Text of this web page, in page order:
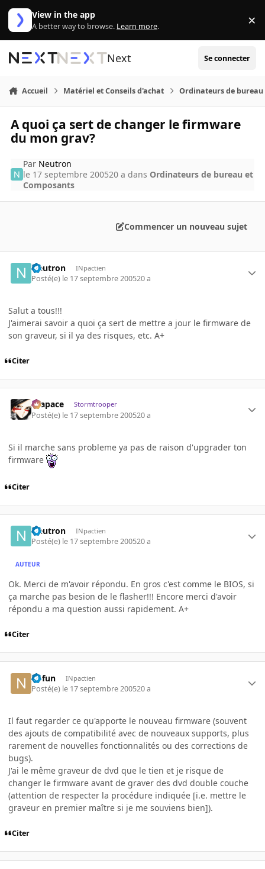
Aller au contenu
View in the app
A better way to browse. Learn more. ×
Next Se connecter
Accueil Matériel et Conseils d'achat Ordinateurs de bureau
A quoi ça sert de changer le firmware
du mon grav?
Par Neutron
le 17 septembre 200520 a dans Ordinateurs de bureau et
Composants
Commencer un nouveau sujet
Neutron INpactien
Posté(e) le 17 septembre 200520 a
Salut a tous!!!
J'aimerai savoir a quoi ça sert de mettre a jour le firmware de
son graveur, si il ya des risques, etc. A+
Citer
Krapace Stormtrooper
Posté(e) le 17 septembre 200520 a
Si il marche sans probleme ya pas de raison d'upgrader ton
firmware
Citer
Neutron INpactien
Posté(e) le 17 septembre 200520 a
AUTEUR
Ok. Merci de m'avoir répondu. En gros c'est comme le BIOS, si
ça marche pas besion de le flasher!!! Encore merci d'avoir
répondu a ma question aussi rapidement. A+
Citer
nofun INpactien
Posté(e) le 17 septembre 200520 a
Il faut regarder ce qu'apporte le nouveau firmware (souvent
des ajouts de compatibilité avec de nouveaux supports, plus
rarement de nouvelles fonctionnalités ou des corrections de
bugs).
J'ai le même graveur de dvd que le tien et je risque de
changer le firmware avant de graver des dvd double couche
(attention de respecter la procédure indiquée [i.e. mettre le
graveur en premier maître si je me souviens bien]).
Citer